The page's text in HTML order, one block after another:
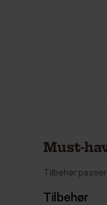
Must-
Tilbehør
Tilbehør